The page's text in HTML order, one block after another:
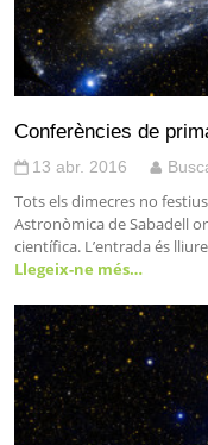
Conferències de
13 abr. 2016
Tots els dimecres no
Astronòmica de Sabadell
científica. L’entrada és
Llegeix-ne més…